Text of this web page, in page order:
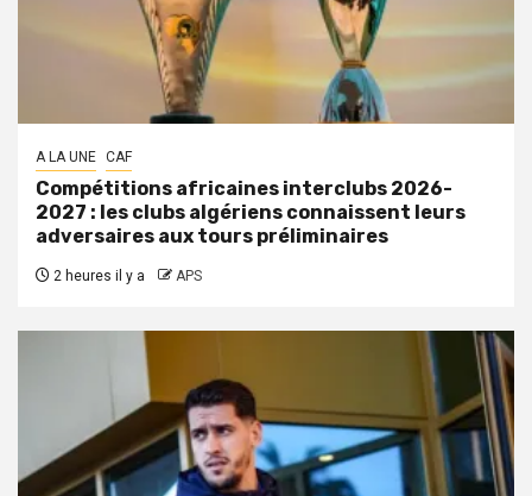
A LA UNE CAF
Compétitions africaines interclubs 2026-
2027 : les clubs algériens connaissent leurs
adversaires aux tours préliminaires
2 heures il y a APS